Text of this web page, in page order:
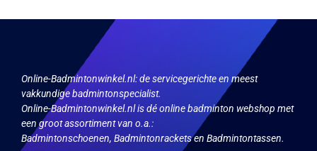
Online-Badmintonwinkel.nl:de servicegerichte en meest
vakkundige badmintonspecialist.
Online-Badmintonwinkel.nl is dé online badminton webshop met
een groot assortiment van o.a.:
Badmintonschoenen, Badmintonrackets en Badmintontassen.